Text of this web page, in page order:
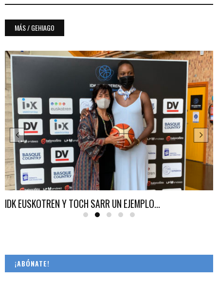
MÁS / GEHIAGO
IDK EUSKOTREN Y TOCH SARR UN EJEMPLO...
¡ABÓNATE!